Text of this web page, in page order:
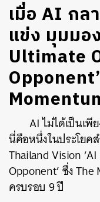
เมื่อ AI กล
แข่ง มุมมอ
Ultimate
AI ไม่ได้เป็นเพี
นี่คือหนึ่งในประโยค
Thailand Vision
Opponent’ ซึ่ง
ครบรอบ 9 ปี